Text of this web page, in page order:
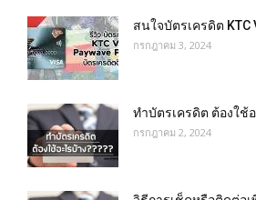
สนใจบัตรเครดิต KTC
กรกฎาคม 3, 2024
ทำบัตรเครดิต ต้องใช้
กรกฎาคม 2, 2024